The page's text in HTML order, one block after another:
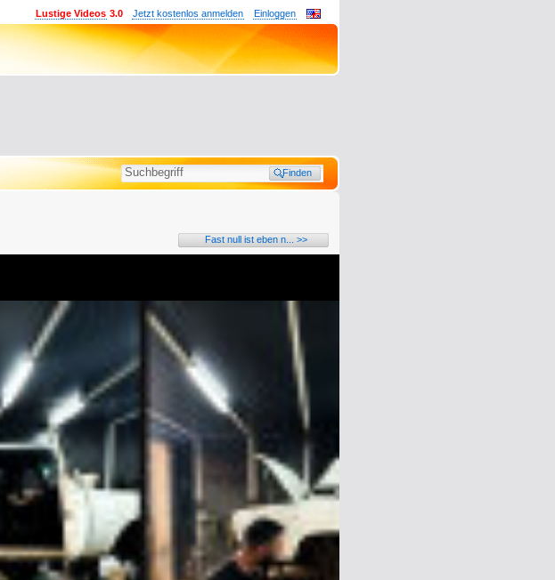
Einloggen
Jetzt kostenlos anmelden
Lustige Videos 3.0
Fast null ist eben n... >>